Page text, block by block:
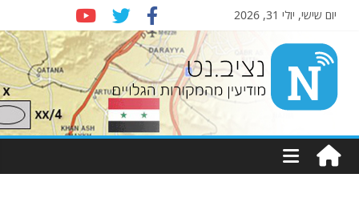
יום שישי, יולי 31, 2026
Nziv.net
מודיעין
מהמקורות